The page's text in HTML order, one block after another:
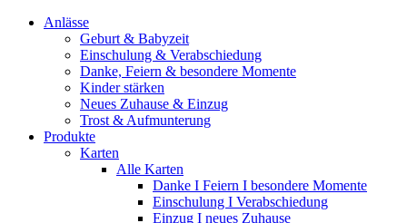
Anlässe
Geburt & Babyzeit
Einschulung & Verabschiedung
Danke, Feiern & besondere Momente
Kinder stärken
Neues Zuhause & Einzug
Trost & Aufmunterung
Produkte
Karten
Alle Karten
Danke I Feiern I besondere Momente
Einschulung I Verabschiedung
Einzug I neues Zuhause